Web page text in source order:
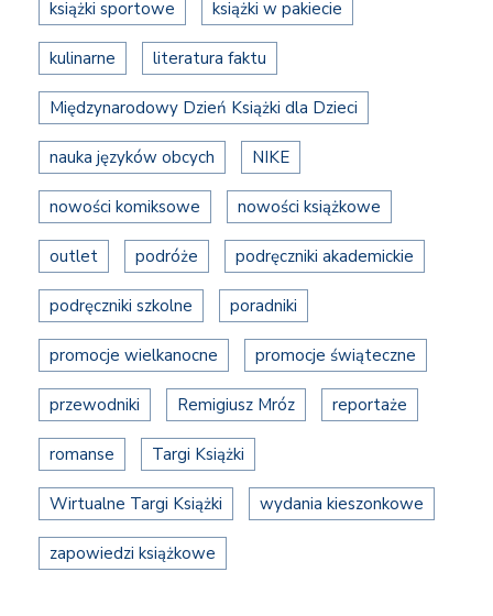
książki sportowe książki w pakiecie
kulinarne literatura faktu
Międzynarodowy Dzień Książki dla Dzieci
nauka języków obcych NIKE
nowości komiksowe nowości książkowe
outlet podróże podręczniki akademickie
podręczniki szkolne poradniki
promocje wielkanocne promocje świąteczne
przewodniki Remigiusz Mróz reportaże
romanse Targi Książki
Wirtualne Targi Książki wydania kieszonkowe
zapowiedzi książkowe